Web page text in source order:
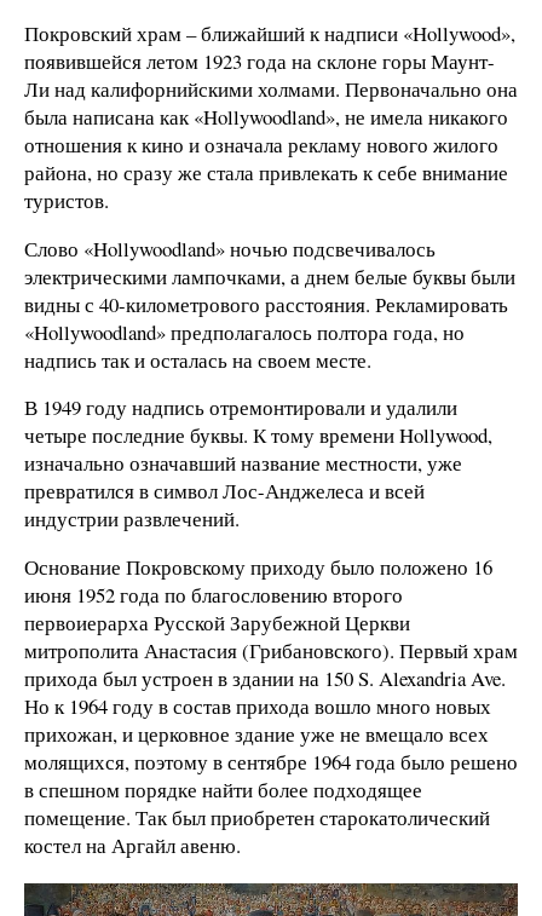
Покровский храм – ближайший к надписи «Hollywood»,
появившейся летом 1923 года на склоне горы Маунт-
Ли над калифорнийскими холмами. Первоначально она
была написана как «Hollywoodland», не имела никакого
отношения к кино и означала рекламу нового жилого
района, но сразу же стала привлекать к себе внимание
туристов.
Слово «Hollywoodland» ночью подсвечивалось
электрическими лампочками, а днем белые буквы были
видны с 40-километрового расстояния. Рекламировать
«Hollywoodland» предполагалось полтора года, но
надпись так и осталась на своем месте.
В 1949 году надпись отремонтировали и удалили
четыре последние буквы. К тому времени Hollywood,
изначально означавший название местности, уже
превратился в символ Лос-Анджелеса и всей
индустрии развлечений.
Основание Покровскому приходу было положено 16
июня 1952 года по благословению второго
первоиерарха Русской Зарубежной Церкви
митрополита Анастасия (Грибановского). Первый храм
прихода был устроен в здании на 150 S. Alexandria Ave.
Но к 1964 году в состав прихода вошло много новых
прихожан, и церковное здание уже не вмещало всех
молящихся, поэтому в сентябре 1964 года было решено
в спешном порядке найти более подходящее
помещение. Так был приобретен старокатолический
костел на Аргайл авеню.